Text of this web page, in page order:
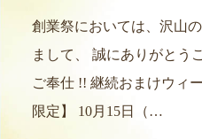
創業祭においては、沢山
まして、 誠にありがとう
ご奉仕 !! 継続おまけウィ
限定】 10月15日（…